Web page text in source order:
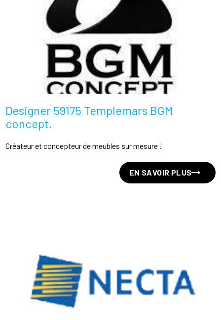
Designer 59175 Templemars BGM
concept.
Créateur et concepteur de meubles sur mesure !
EN SAVOIR PLUS